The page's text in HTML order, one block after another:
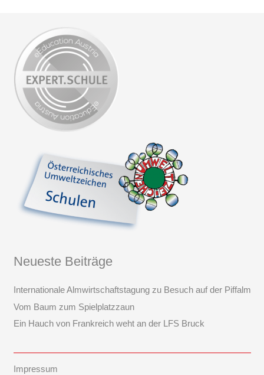
Neueste Beiträge
Internationale Almwirtschaftstagung zu Besuch auf der Piffalm
Vom Baum zum Spielplatzzaun
Ein Hauch von Frankreich weht an der LFS Bruck
Impressum